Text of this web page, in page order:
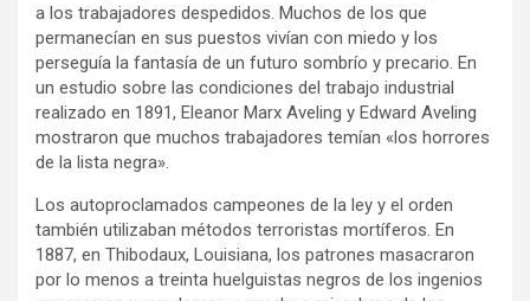
a los trabajadores despedidos. Muchos de los que
permanecían en sus puestos vivían con miedo y los
perseguía la fantasía de un futuro sombrío y precario. En
un estudio sobre las condiciones del trabajo industrial
realizado en 1891, Eleanor Marx Aveling y Edward Aveling
mostraron que muchos trabajadores temían «los horrores
de la lista negra».
Los autoproclamados campeones de la ley y el orden
también utilizaban métodos terroristas mortíferos. En
1887, en Thibodaux, Louisiana, los patrones masacraron
por lo menos a treinta huelguistas negros de los ingenios